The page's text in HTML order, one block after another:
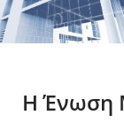
Η Ένωση